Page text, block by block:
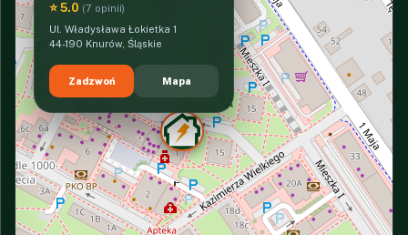
⭐ 5.0 (7 opinii)
Ul. Władysława Łokietka 1
44-190 Knurów, Śląskie
Zadzwoń Mapa